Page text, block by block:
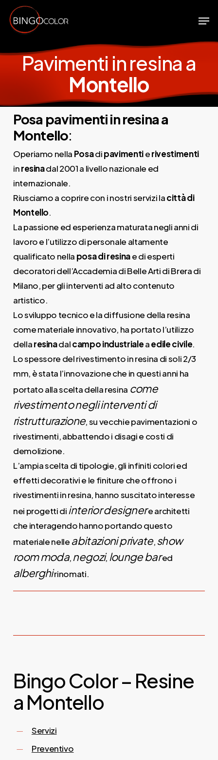
Skip
contentPavimenti in resina a
Montello
Posa pavimenti in resina a
Montello:
Operiamo nella Posadipavimentierivestimenti
inresinadal 2001 a livello nazionale ed
internazionale.
Riusciamo a coprire con i nostri servizi lacittà di
Montello.
La passione ed esperienza maturata negli anni di
lavoro e l’utilizzo di personale altamente
qualificato nella posa di resinae di esperti
decoratori dell’Accademia di Belle Arti di Brera di
Milano, per gli interventi ad alto contenuto
artistico.
Lo sviluppo tecnico e la diffusione della resina
come materiale innovativo, ha portato l’utilizzo
dellaresinadalcampo industrialeaedile civile.
Lo spessore del rivestimento in resina di soli 2/3
mm, è stata l’innovazione che in questi anni ha
portato alla scelta della resina come
rivestimento negli interventi di
ristrutturazione, su vecchie pavimentazioni o
rivestimenti, abbattendo i disagi e costi di
demolizione.
L’ampia scelta di tipologie, gli infiniti colori ed
effetti decorativi e le finiture che offrono i
rivestimenti in resina, hanno suscitato interesse
nei progetti di interior designere architetti
che interagendo hanno portando questo
materiale nelle abitazioni private,show
room moda, negozi, lounge bared
alberghirinomati.
Bingo Color – Resine
a Montello
Servizi
Preventivo
Menu